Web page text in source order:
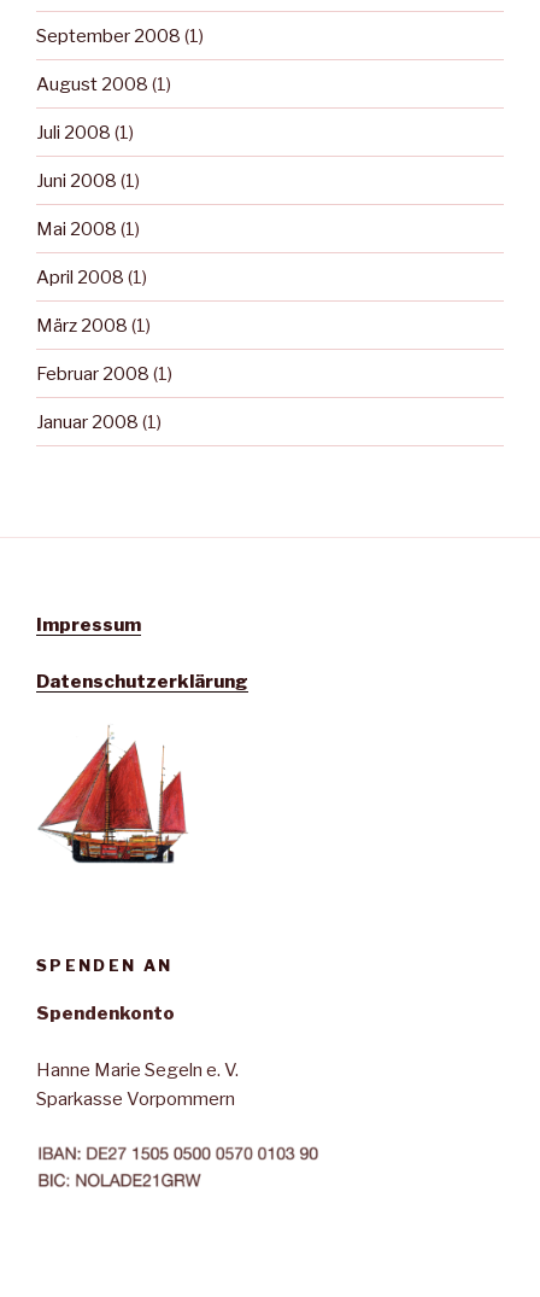
September 2008 (1)
August 2008 (1)
Juli 2008 (1)
Juni 2008 (1)
Mai 2008 (1)
April 2008 (1)
März 2008 (1)
Februar 2008 (1)
Januar 2008 (1)
Impressum
Datenschutzerklärung
SPENDEN AN
Spendenkonto
Hanne Marie Segeln e. V.
Sparkasse Vorpommern